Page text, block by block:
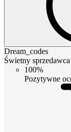
Dream_codes
Świetny sprzedawca
100%
Pozytywne